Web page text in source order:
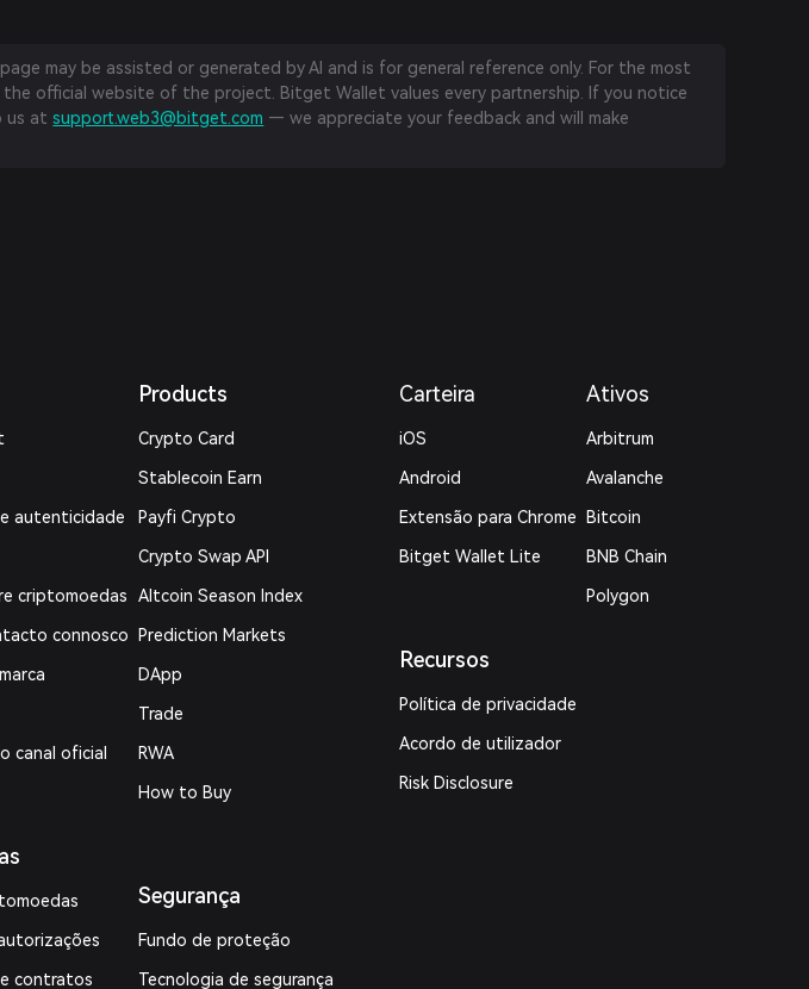
may be assisted or generated by AI and is for general reference only. For the most
official website of the project. Bitget Wallet values every partnership. If you notice
us atsupport.web3@bitget.com — we appreciate your feedback and will make
autenticidade
criptomoedas
connosco
canal oficial
contratos
Products
Crypto Card
Stablecoin Earn
Payfi Crypto
Crypto Swap API
Altcoin Season Index
Prediction Markets
DApp
Trade
RWA
How to Buy
Segurança
Fundo de proteção
Tecnologia de segurança
Carteira
iOS
Android
Extensão para Chrome
Bitget Wallet Lite
Recursos
Política de privacidade
Acordo de utilizador
Risk Disclosure
Ativos
Arbitrum
Avalanche
Bitcoin
BNB Chain
Polygon